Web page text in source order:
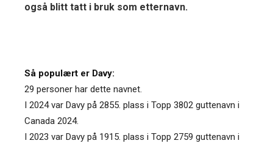
også blitt tatt i bruk som etternavn.
Så populært er Davy:
29 personer har dette navnet.
I 2024 var Davy på 2855. plass i Topp 3802 guttenavn i
Canada 2024.
I 2023 var Davy på 1915. plass i Topp 2759 guttenavn i